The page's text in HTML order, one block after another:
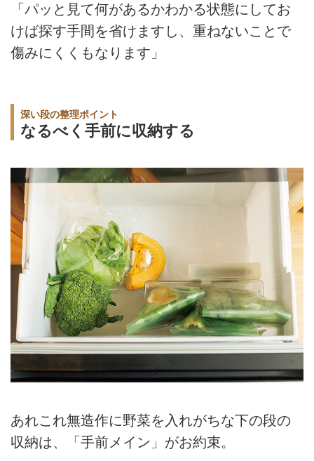
「パッと見て何があるかわかる状態にしてお
けば探す手間を省けますし、重ねないことで
傷みにくくもなります」
深い段の整理ポイント
なるべく手前に収納する
あれこれ無造作に野菜を入れがちな下の段の
収納は、「手前メイン」がお約束。